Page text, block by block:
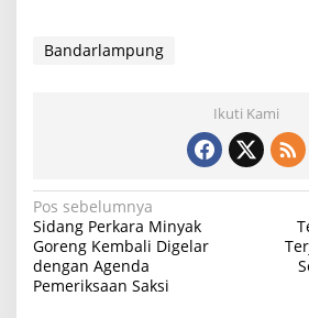
Bandarlampung
Ikuti Kami
N
a
v
Pos sebelumnya
Sidang Perkara Minyak
Goreng Kembali Digelar
dengan Agenda
Pemeriksaan Saksi